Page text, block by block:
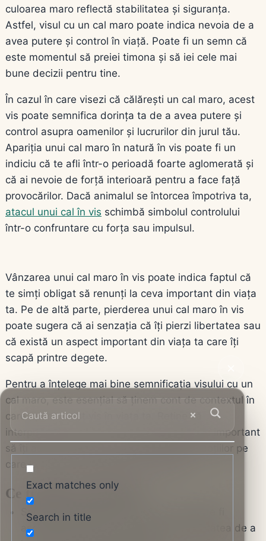
culoarea maro reflectă stabilitatea și siguranța.
Astfel, visul cu un cal maro poate indica nevoia de a
avea putere și control în viață. Poate fi un semn că
este momentul să preiei timona și să iei cele mai
bune decizii pentru tine.
În cazul în care visezi că călărești un cal maro, acest
vis poate semnifica dorința ta de a avea putere și
control asupra oamenilor și lucrurilor din jurul tău.
Apariția unui cal maro în natură în vis poate fi un
indiciu că te afli într-o perioadă foarte aglomerată și
că ai nevoie de forță interioară pentru a face față
provocărilor. Dacă animalul se întorcea împotriva ta,
atacul unui cal în vis schimbă simbolul controlului
într-o confruntare cu forța sau impulsul.
Vânzarea unui cal maro în vis poate indica faptul că
te simți obligat să renunți la ceva important din viața
ta. Pe de altă parte, pierderea unui cal maro în vis
poate sugera că ai senzația că îți pierzi libertatea sau
că există un aspect important din viața ta care îți
scapă printre degete.
Pentru a înțelege mai bine semnificația visului cu un
cal maro, este esențial să ținem cont de contextul în
care apare acest vis în viața ta. Reține că
interpretarea viselor este subiectivă și este important
să îți asculți intuiția și să acorzi atenție emoțiilor pe
care le resimți în timpul visului și după.
Ce trebuie să ții minte:
Semnificația visului cu un cal maro poate fi
asociată cu puterea, controlul și necesitatea de a
Exact matches only
Search in title